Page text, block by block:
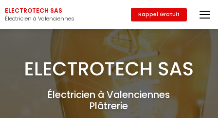
au
contenu
principal
ELECTROTECH SAS
Électricien à Valenciennes
Rappel Gratuit
Électricien à Valenciennes
Plâtrerie